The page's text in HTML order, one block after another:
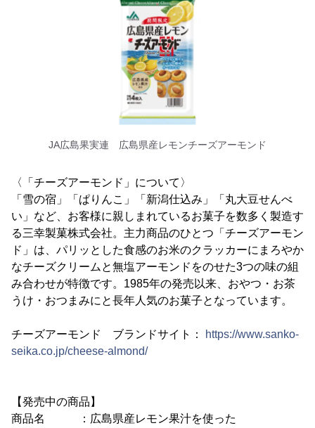
JA広島果実連 広島県産レモンチーズアーモンド
〈「チーズアーモンド」について〉
「雪の宿」「ぱりんこ」「新潟仕込み」「丸大豆せんべ
い」など、お客様に親しまれているお菓子を数多く製造す
る三幸製菓株式会社。主力商品のひとつ「チーズアーモン
ド」は、パリッとした食感のお米のクラッカーにまろやか
なチーズクリームと無塩アーモンドをのせた3つの味の組
み合わせが特徴です。1985年の発売以来、おやつ・お茶
うけ・おつまみにと長年人気のお菓子となっています。
チーズアーモンド ブランドサイト：
https://www.sanko-
seika.co.jp/cheese-almond/
【発売中の商品】
商品名 ：広島県産レモン果汁を使った